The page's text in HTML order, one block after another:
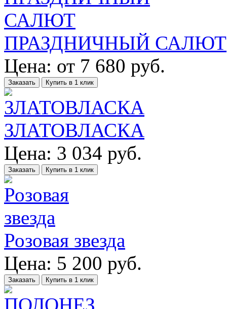
ПРАЗДНИЧНЫЙ САЛЮТ
Цена: от 7 680 руб.
Заказать Купить в 1 клик
ЗЛАТОВЛАСКА
Цена: 3 034 руб.
Заказать Купить в 1 клик
Розовая звезда
Цена: 5 200 руб.
Заказать Купить в 1 клик